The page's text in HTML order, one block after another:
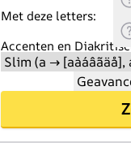
Met deze letters:
Accenten en